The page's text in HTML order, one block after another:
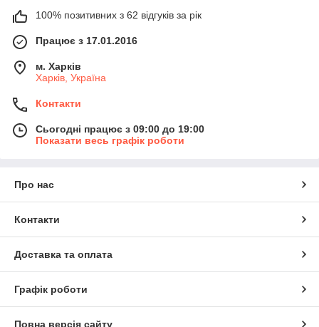
100% позитивних з 62 відгуків за рік
Працює з 17.01.2016
м. Харків
Харків, Україна
Контакти
Сьогодні працює з 09:00 до 19:00
Показати весь графік роботи
Про нас
Контакти
Доставка та оплата
Графік роботи
Повна версія сайту